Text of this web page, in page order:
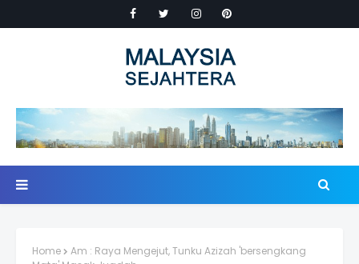
Home
Am : Raya Mengejut, Tunku Azizah 'bersengkang